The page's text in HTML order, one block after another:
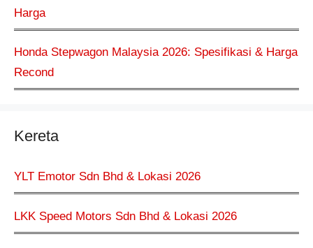
Harga
Honda Stepwagon Malaysia 2026: Spesifikasi & Harga
Recond
Kereta
YLT Emotor Sdn Bhd & Lokasi 2026
LKK Speed Motors Sdn Bhd & Lokasi 2026